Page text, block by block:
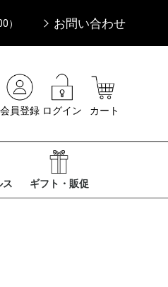
） お問い合わせ
会員登録 ログイン カート
ス ギフト・販促